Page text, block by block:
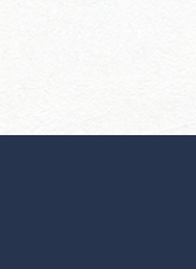
行きたいリストを見る